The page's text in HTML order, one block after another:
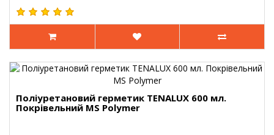
Поліуретановий герметик TENALUX 600 мл.
Покрівельний MS Polymer